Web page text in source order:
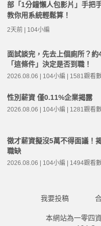
部「1分鐘懶人包影片」手把
教你用系統輕鬆算！
2天前 | 104小編
面試談完，先去上個廁所？約
「這條件」決定是否到職！
2026.08.06 | 104小編 | 1581觀看
性別薪資 僅0.11%企業揭露
2026.08.06 | 104小編 | 1281觀看
徵才薪資擬沒5萬不得面議！
職缺
2026.08.06 | 104小編 | 1494觀看
我要投稿
本網站為一零四